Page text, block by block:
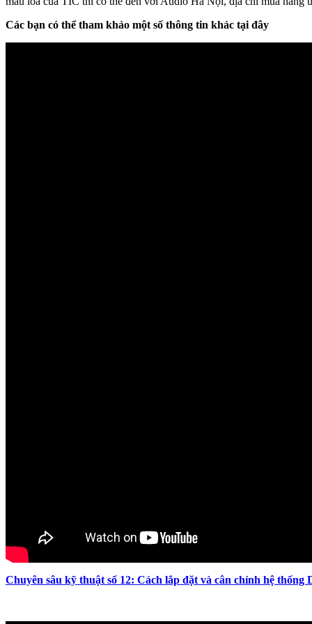
Các bạn có thể tham khảo một số thông tin khác tại đây
Chuyên sâu kỹ thuật số 12: Cách lắp đặt và cân chỉnh hệ thống